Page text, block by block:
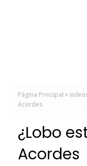
Página Principal
Acordes
¿Lobo
Acordes